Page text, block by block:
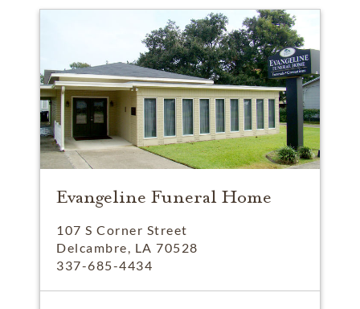
Evangeline Funeral Home
107 S Corner Street
Delcambre, LA 70528
337-685-4434